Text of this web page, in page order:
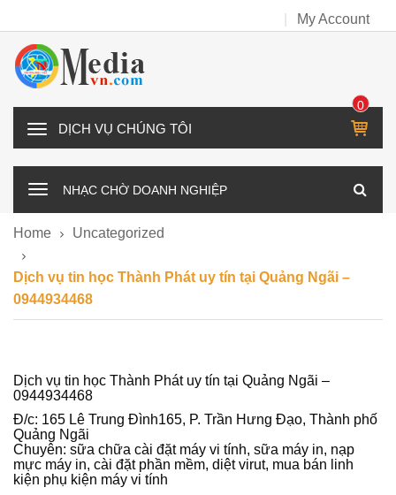
My Account
D
H
T
Ô
I
0
IT
M
NHẠC CHỜ DOANH NGHIỆP
Home Uncategorized
Dịch vụ tin học Thành Phát uy tín tại Quảng Ngãi –
0944934468
Dịch vụ tin học Thành Phát uy tín tại Quảng Ngãi –
0944934468
Đ/c: 165 Lê Trung Đình165, P. Trần Hưng Đạo, Thành phố
Quảng Ngãi
Chuyên: sữa chữa cài đặt máy vi tính, sữa máy in, nạp
mực máy in, cài đặt phần mềm, diệt virut, mua bán linh
kiện phụ kiện máy vi tính